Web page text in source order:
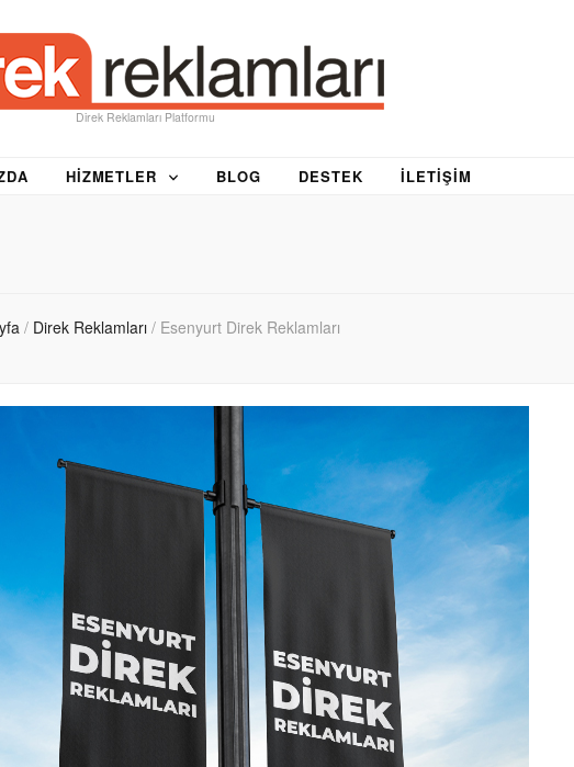
Direk Reklamları Platformu
HIZMETLER BLOG DESTEK İLETIŞIM
/ Direk Reklamları / Esenyurt Direk Reklamları